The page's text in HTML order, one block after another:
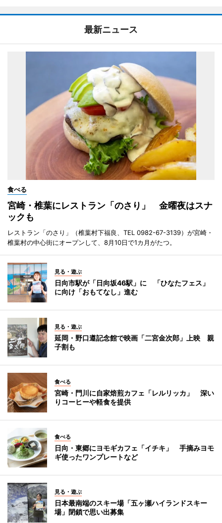
最新ニュース
食べる
宮崎・椎葉にレストラン「のさり」 金曜夜はスナ
ックも
レストラン「のさり」（椎葉村下福良、TEL 0982-67-3139）が宮崎・
椎葉村の中心街にオープンして、8月10日で1カ月がたつ。
見る・遊ぶ
日向市駅が「日向坂46駅」に 「ひなたフェス」
に向け「おもてなし」進む
見る・遊ぶ
延岡・野口遵記念館で映画「二宮金次郎」上映 親
子割も
食べる
宮崎・門川に自家焙煎カフェ「レルリッカ」 深い
りコーヒーや軽食を提供
食べる
日向・東郷にヨモギカフェ「イチキ」 手摘みヨモ
ギ使ったワンプレートなど
見る・遊ぶ
日本最南端のスキー場「五ヶ瀬ハイランドスキー
場」閉鎖で思い出募集